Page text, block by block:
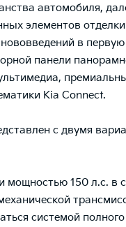
автомобиля,
элементов
в
панели
Kia Connect.
с двумя
150 л.с. в
системой